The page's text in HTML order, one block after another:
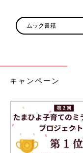
ムック書籍
キャンペーン